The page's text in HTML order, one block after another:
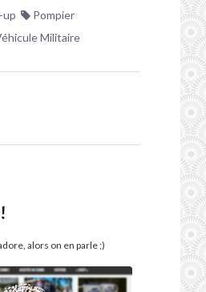
up
Pompier
Militaire
alors on en parle ;)